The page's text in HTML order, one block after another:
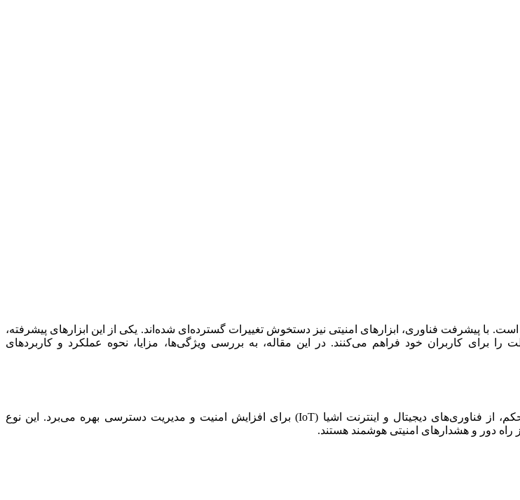
با پیشرفت فناوری، ابزارهای امنیتی نیز دستخوش تغییرات گسترده‌ای شده‌اند. یکی از این ابزارهای پیشرفته،
برای کاربران خود فراهم می‌کنند. در این مقاله، به بررسی ویژگی‌ها، مزایا، نحوه عملکرد و کاربردهای
یک وسیله امنیتی پیشرفته است که علاوه بر ویژگی‌های فیزیکی مستحکم، از فناوری‌های دیجیتال و اینترنت اشیا (IoT) برای افزایش امنیت و مدیریت دسترسی بهره می‌برد. این نوع
راه دور و هشدارهای امنیتی هوشمند هستند.